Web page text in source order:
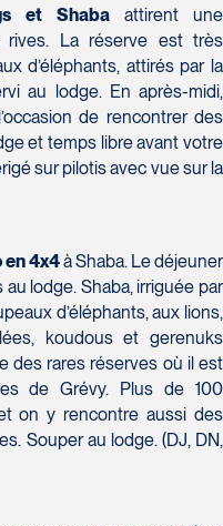
et Shaba attirent une
La réserve est très
d’éléphants, attirés par la
au lodge. En après-midi,
de rencontrer des
et temps libre avant votre
sur pilotis avec vue sur la
en 4x4à Shaba. Le déjeuner
lodge. Shaba, irriguée par
d’éléphants, aux lions,
koudous et gerenuks
des rares réserves où il est
de Grévy. Plus de 100
on y rencontre aussi des
Souper au lodge. (DJ, DN,
39
104
-